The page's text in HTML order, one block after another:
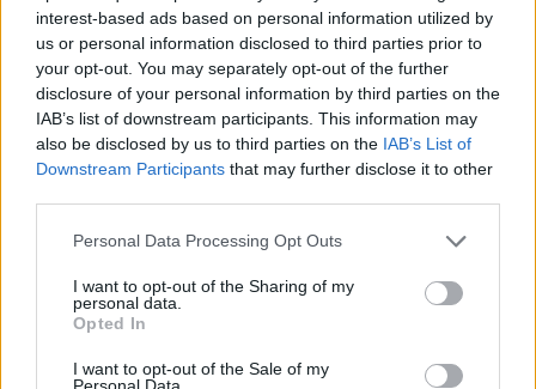
interest-based ads based on personal information utilized by
us or personal information disclosed to third parties prior to
your opt-out. You may separately opt-out of the further
disclosure of your personal information by third parties on the
IAB’s list of downstream participants. This information may
also be disclosed by us to third parties on the IAB’s List of
Downstream Participants that may further disclose it to other
Please note that this website/app uses one or more Google
not limited to your visit or usage behaviour. You may click to
grant or deny consent to Google and its third-party tags to
use your data for below specified purposes in below Google
consent section.
Personal Data Processing Opt Outs
I want to opt-out of the Sharing of my
personal data.
Opted In
I want to opt-out of the Sale of my
Personal Data.
302 αρχαία αντικείμενα και νομίσματα
Τα 302 αρχαία αντικείμενα και νομίσματα
που κατασχέθηκαν χρονολογούνται στους
Ελληνιστικούς, Ρωμαϊκούς, Βυζαντινούς και
Νεότερους χρόνους